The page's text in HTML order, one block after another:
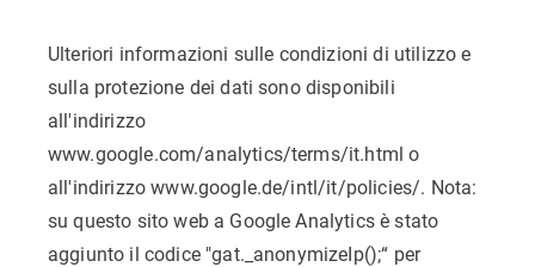
Ulteriori informazioni sulle condizioni di utilizzo e
sulla protezione dei dati sono disponibili
all'indirizzo
www.google.com/analytics/terms/it.html o
all'indirizzo www.google.de/intl/it/policies/. Nota:
su questo sito web a Google Analytics è stato
aggiunto il codice "gat._anonymizeIp();“ per